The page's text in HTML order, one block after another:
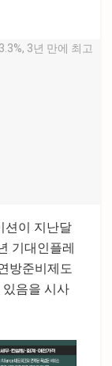
션이 지난달
기대인플레
방준비제도
음을 시사